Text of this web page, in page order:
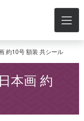
約10号 額装 共シール
本画 約